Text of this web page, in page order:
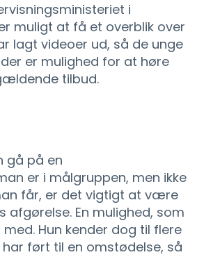
i
muligt at få et overblik over
lagt videoer ud, så de unge
er mulighed for at høre
tilbud.
gå på en
er i målgruppen, men ikke
får, er det vigtigt at være
En mulighed, som
Hun kender dog til flere
ført til en omstødelse, så